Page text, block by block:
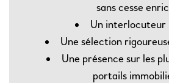
sans cesse
Un interlocuteur
Une sélection
Une présence sur les
portails